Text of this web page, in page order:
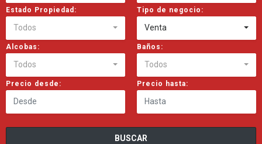
Estado Propiedad:
Todos
Tipo de negocio:
Venta
Alcobas:
Todos
Baños:
Todos
Precio desde: Precio hasta:
BUSCAR